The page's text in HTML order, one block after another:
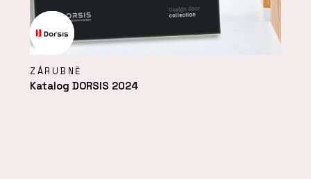
ZÁRUBNĚ
Katalog DORSIS 2024